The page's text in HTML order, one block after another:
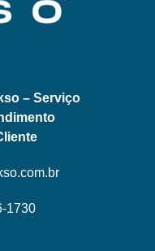
– Serviço
1730